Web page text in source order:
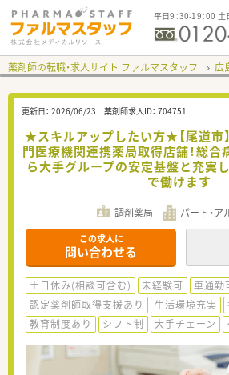
平日9：30-19：00 土
薬剤師の転職・求人サイト ファルマスタッフ 広
更新日： 2026/06/23 薬剤師求人ID： 704751
★スキルアップしたい方★【尾道市
門医療機関連携薬局取得店舗！総
ら大手グループの安定基盤と充実
で働けます
調剤薬局 パート・ア
この求人に
問い合わせる
土日休み(相談可含む) 未経験可
車通勤
認定薬剤師取得支援あり
生活環境充実
教育制度あり
シフト制 大手チェーン